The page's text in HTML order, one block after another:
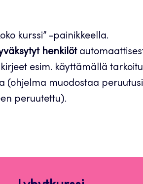
kurssi” -painikkeella.
henkilöt
esim. käyttämällä
(ohjelma muodostaa
peruutettu).